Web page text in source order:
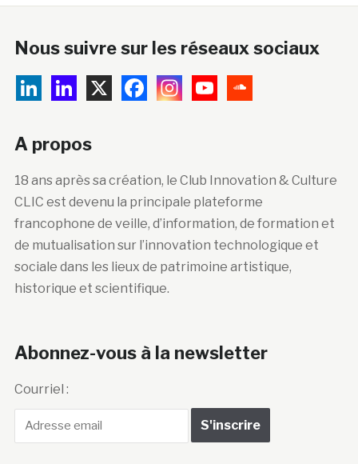
Nous suivre sur les réseaux sociaux
A propos
18 ans après sa création, le Club Innovation & Culture
CLIC est devenu la principale plateforme
francophone de veille, d’information, de formation et
de mutualisation sur l’innovation technologique et
sociale dans les lieux de patrimoine artistique,
historique et scientifique.
Abonnez-vous à la newsletter
Courriel :